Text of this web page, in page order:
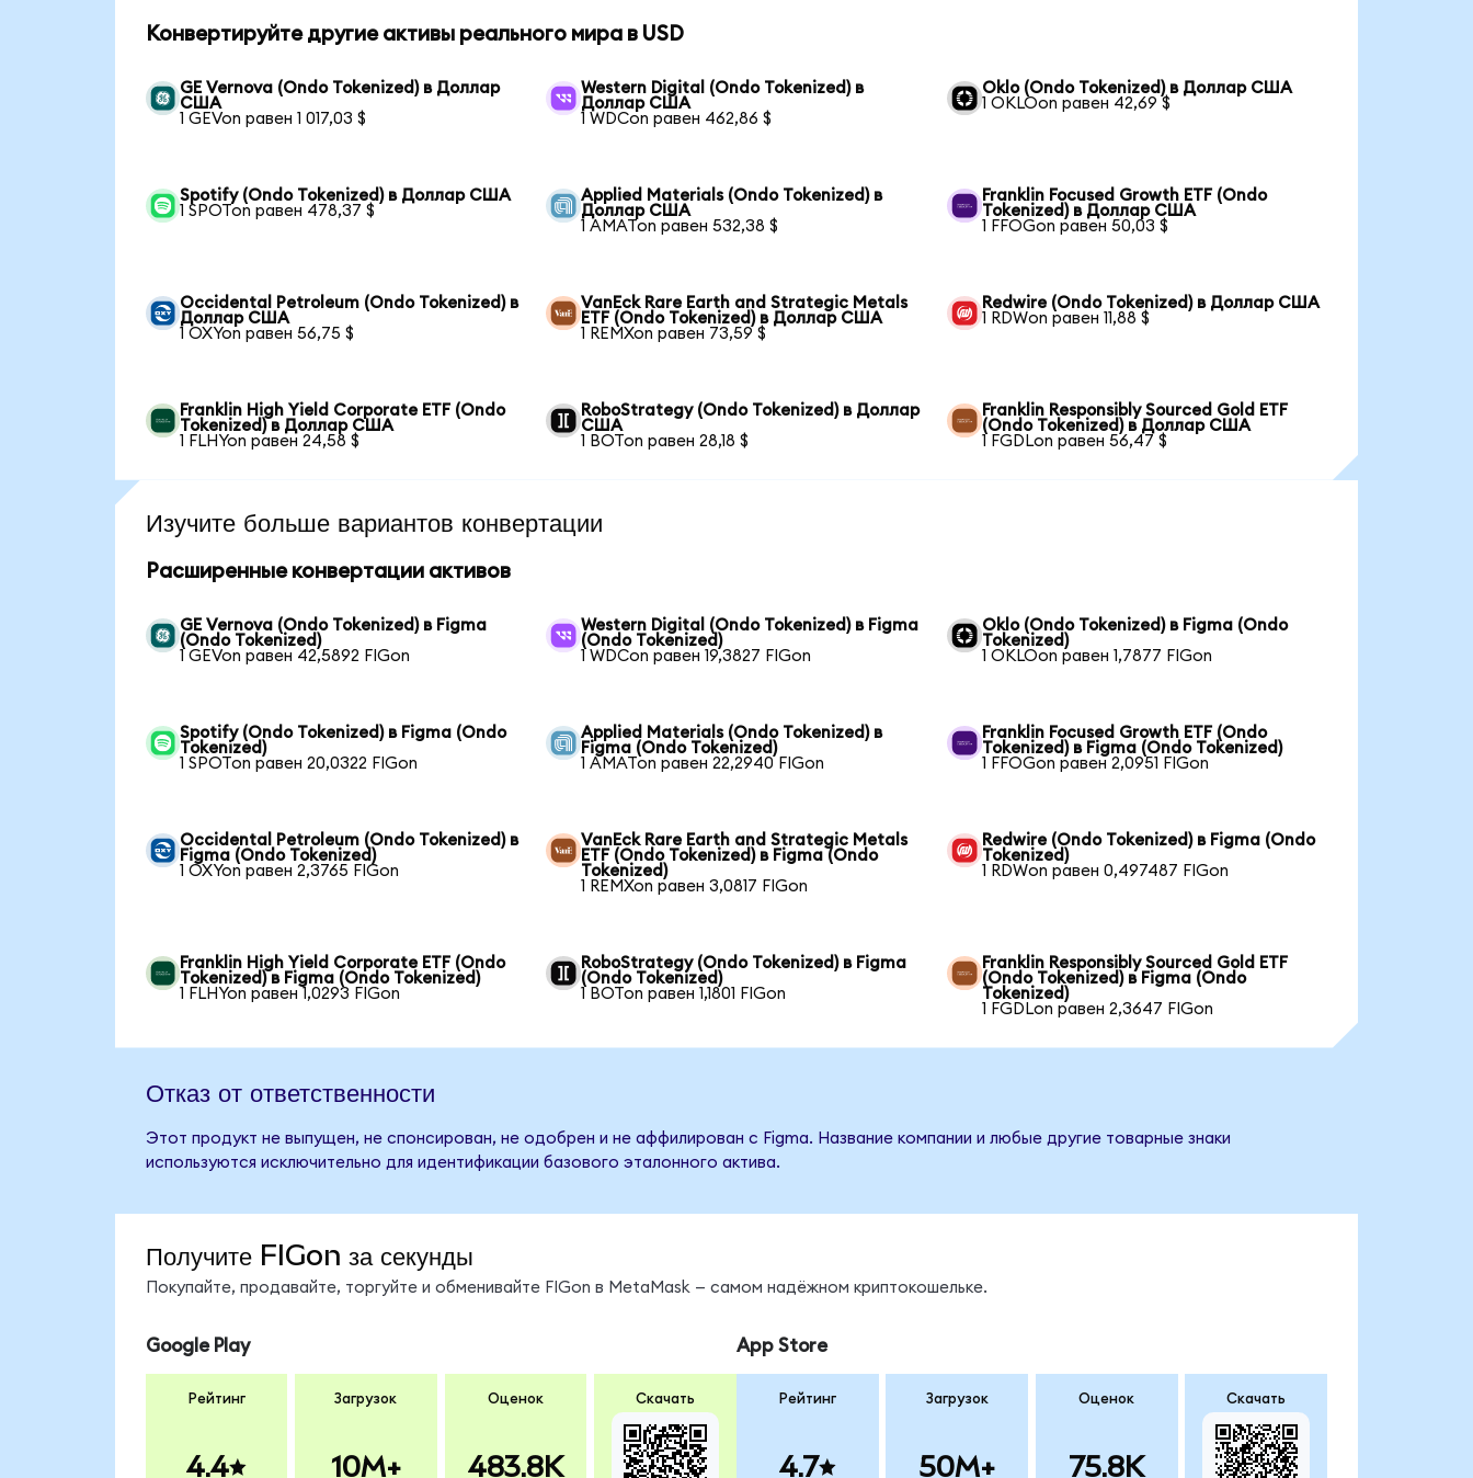
Конвертируйте другие активы реального мира в USD
GE Vernova (Ondo Tokenized) в Доллар
США
1 GEVon равен 1 017,03 $
Western Digital (Ondo Tokenized) в
Доллар США
1 WDCon равен 462,86 $
Oklo (Ondo Tokenized) в Доллар США
1 OKLOon равен 42,69 $
Spotify (Ondo Tokenized) в Доллар США
1 SPOTon равен 478,37 $
Applied Materials (Ondo Tokenized) в
Доллар США
1 AMATon равен 532,38 $
Franklin Focused Growth ETF (Ondo
Tokenized) в Доллар США
1 FFOGon равен 50,03 $
Occidental Petroleum (Ondo Tokenized) в
Доллар США
1 OXYon равен 56,75 $
VanEck Rare Earth and Strategic Metals
ETF (Ondo Tokenized) в Доллар США
1 REMXon равен 73,59 $
Redwire (Ondo Tokenized) в Доллар США
1 RDWon равен 11,88 $
Franklin High Yield Corporate ETF (Ondo
Tokenized) в Доллар США
1 FLHYon равен 24,58 $
RoboStrategy (Ondo Tokenized) в Доллар
США
1 BOTon равен 28,18 $
Franklin Responsibly Sourced Gold ETF
(Ondo Tokenized) в Доллар США
1 FGDLon равен 56,47 $
Изучите больше вариантов конвертации
Расширенные конвертации активов
GE Vernova (Ondo Tokenized) в Figma
(Ondo Tokenized)
1 GEVon равен 42,5892 FIGon
Western Digital (Ondo Tokenized) в Figma
(Ondo Tokenized)
1 WDCon равен 19,3827 FIGon
Oklo (Ondo Tokenized) в Figma (Ondo
Tokenized)
1 OKLOon равен 1,7877 FIGon
Spotify (Ondo Tokenized) в Figma (Ondo
Tokenized)
1 SPOTon равен 20,0322 FIGon
Applied Materials (Ondo Tokenized) в
Figma (Ondo Tokenized)
1 AMATon равен 22,2940 FIGon
Franklin Focused Growth ETF (Ondo
Tokenized) в Figma (Ondo Tokenized)
1 FFOGon равен 2,0951 FIGon
Occidental Petroleum (Ondo Tokenized) в
Figma (Ondo Tokenized)
1 OXYon равен 2,3765 FIGon
VanEck Rare Earth and Strategic Metals
ETF (Ondo Tokenized) в Figma (Ondo
Tokenized)
1 REMXon равен 3,0817 FIGon
Redwire (Ondo Tokenized) в Figma (Ondo
Tokenized)
1 RDWon равен 0,497487 FIGon
Franklin High Yield Corporate ETF (Ondo
Tokenized) в Figma (Ondo Tokenized)
1 FLHYon равен 1,0293 FIGon
RoboStrategy (Ondo Tokenized) в Figma
(Ondo Tokenized)
1 BOTon равен 1,1801 FIGon
Franklin Responsibly Sourced Gold ETF
(Ondo Tokenized) в Figma (Ondo
Tokenized)
1 FGDLon равен 2,3647 FIGon
Отказ от ответственности
Этот продукт не выпущен, не спонсирован, не одобрен и не аффилирован с Figma. Название компании и любые другие товарные знаки
используются исключительно для идентификации базового эталонного актива.
Получите FIGon за секунды
Покупайте, продавайте, торгуйте и обменивайте FIGon в MetaMask — самом надёжном криптокошельке.
Google Play
Рейтинг
4.4
Загрузок
10M+
Оценок
483.8K
Скачать
App Store
Рейтинг
4.7
Загрузок
50M+
Оценок
75.8K
Скачать